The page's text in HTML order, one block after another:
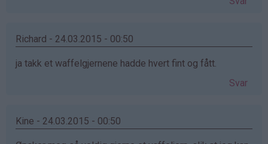
Richard - 24.03.2015 - 00:50
ja takk et waffelgjernene hadde hvert fint og fått.
Svar
Kine - 24.03.2015 - 00:50